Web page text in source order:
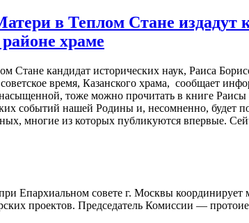
в Теплом Стане издадут
храме
Стане кандидат исторических наук, Раиса
время, Казанского храма, сообщает
тоже можно прочитать в книге
событий нашей Родины и, несомненно, будет
многие из которых публикуются впервые.
Епархиальном совете г. Москвы
проектов. Председатель Комиссии —